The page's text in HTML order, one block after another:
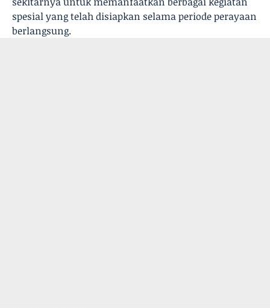
spesial yang telah disiapkan selama periode perayaan
berlangsung.